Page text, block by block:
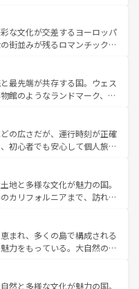
リゾートまで多彩な表情を見
候が異なるスペインはその個
性で訪れる人を魅了する。 なお、新着のスペイン情報はコ
る。華麗な宮殿、歴史的な大
豊かな自然が、訪れる者を心
スは美食の国としても知ら
あるランス、プロヴァンスの
多彩な楽しみ方が可能だ。さ
力が溢れており、どの街角に
れで全く異なる文化を体験で
新着のフランス情報はコンテンツ一覧
な文化が交差するヨーロッパ
街並みが残るロマンチック街
いても飽きることがない。ベ
ルン州のアルプスの絶景、そ
といった風景は必見。ビール
しい。 なお、新着の
を参照してほしい。
最先端が共存する国。ウェス
館のようなランドマーク、歴
。また、優雅なアフタヌーン
らない英国パブ、サッカー観
る体験も豊富。イギリスを旅
の広さだが、運行時刻が正確
初心者でも安心して個人旅行
スイスならではのユニークな
だけでなく町歩きも満喫する
高いため物価も高いが、旅行
ともできる。 なお、新
一覧 を参照してほしい。
地と多様な文化が魅力の国。
カリフォルニアまで、訪れる
ショッピング、エンターテイ
スポットだ。一方、アメリカ
ランドキャニオンやイエロー
音楽と美食が融合した独特の
カの各地域で異なる魅力を楽
まれ、多くの島で構成される
力をもっている。大自然の神
定番の観光地といえばオアフ
ならマウイ島やカウアイ島が
然と多様な文化が魅力の国。